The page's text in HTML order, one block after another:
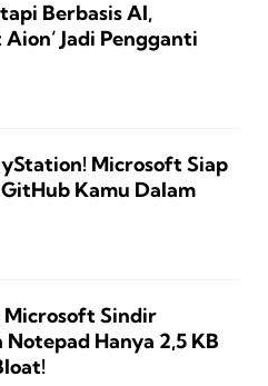
Berbasis AI,
Jadi Pengganti
Microsoft Siap
Kamu Dalam
Microsoft Sindir
Notepad Hanya 2,5 KB